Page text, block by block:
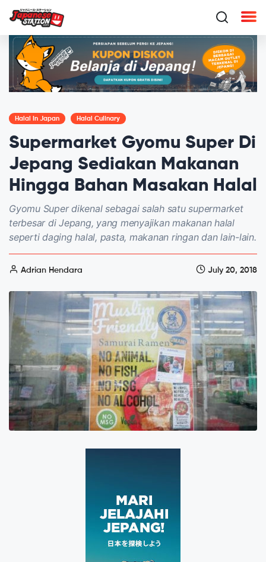
Halal In Japan Halal Culinary
Supermarket Gyomu Super Di
Jepang Sediakan Makanan
Hingga Bahan Masakan Halal
Gyomu Super dikenal sebagai salah satu supermarket
terbesar di Jepang, yang menyajikan makanan halal
seperti daging halal, pasta, makanan ringan dan lain-lain.
Adrian Hendara July 20, 2018